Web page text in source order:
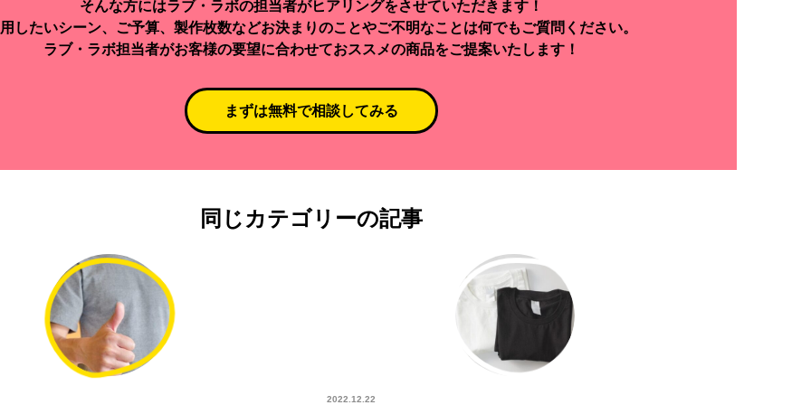
そんな方にはラブ・ラボの担当者がヒアリングをさせていただきます！
したいシーン、ご予算、製作枚数などお決まりのことやご不明なことは何でもご質問ください。
ラブ・ラボ担当者がお客様の要望に合わせておススメの商品をご提案いたします！
まずは無料で相談してみる
同じカテゴリーの記事
2022.12.22